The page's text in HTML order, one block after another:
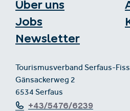
Über uns
Jobs
Newsletter
Tourismusverband Serfaus-
Gänsackerweg 2
6534 Serfaus
+43/5476/6239